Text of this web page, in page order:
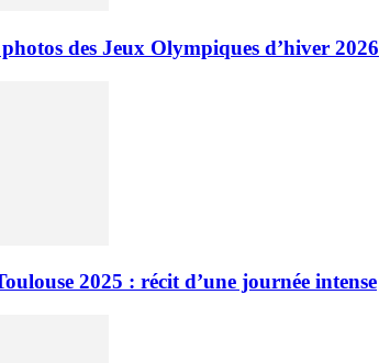
des Jeux Olympiques d’hiver 2026
2025 : récit d’une journée intense